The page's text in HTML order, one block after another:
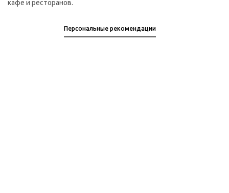
кафе и ресторанов.
Персональные рекомендации